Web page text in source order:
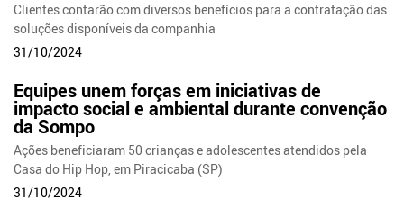
Clientes contarão com diversos benefícios para a contratação das
soluções disponíveis da companhia
31/10/2024
Equipes unem forças em iniciativas de
impacto social e ambiental durante convenção
da Sompo
Ações beneficiaram 50 crianças e adolescentes atendidos pela
Casa do Hip Hop, em Piracicaba (SP)
31/10/2024